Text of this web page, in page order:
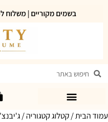
בשמים מקוריים | משלוח
עמוד הבית/קטלוג קטגוריה